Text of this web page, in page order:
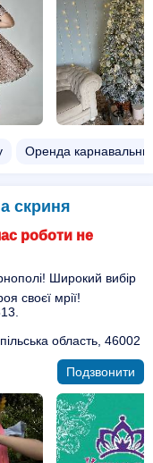
Оренда
скриня
роботи не
Широкий вибір
своєї мрії!
область, 46002
Подзвонити